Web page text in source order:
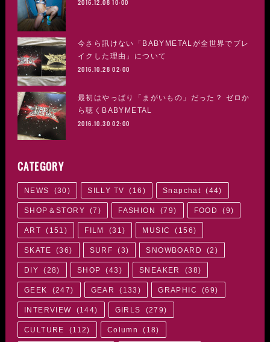
2016.12.08 10:00
今さら訊けない「BABYMETALが全世界でブレ
イクした理由」について
2016.10.28 02:00
最初はやっぱり「まがいもの」だった？ ゼロか
ら聴くBABYMETAL
2016.10.30 02:00
CATEGORY
NEWS (30) SILLY TV ( 16 ) Snapchat (44)
SHOP＆STORY (7 ) FASHION (79) FOOD (9)
ART ( 151 ) FILM (31 ) MUSIC ( 156)
SKATE (36) SURF (3) SNOWBOARD (2 )
DIY (28) SHOP (43 ) SNEAKER (38)
GEEK (247) GEAR ( 133 ) GRAPHIC (69)
INTERVIEW (144) GIRLS (279)
CULTURE (112) Column ( 18)